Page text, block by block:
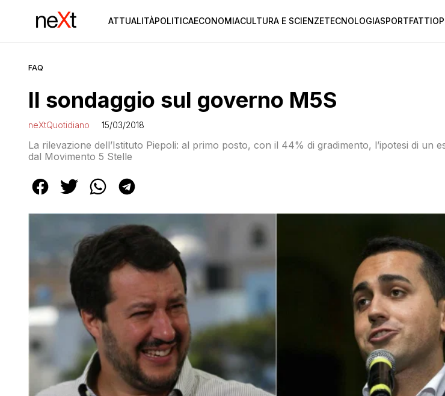
ATTUALITÀPOLITICAECONOMIACULTURA E SCIENZETECNOLOGIASPORTFATTI
FAQ
Il sondaggio sul governo M5S
neXtQuotidiano 15/03/2018
La rilevazione dell’Istituto Piepoli: al primo posto, con il 44% di gradimento, l’ipotesi di un
dal Movimento 5 Stelle